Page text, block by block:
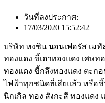
วันที่ลงประกาศ:
17/03/2020 15:52:42
บริษัท หงซิน นอนเฟอรัส เม
ทองแดง ขี้เตาทองแดง เศษ
ทองแดง ขี้กลึงทองแดง ตะก
ไฟฟ้าทุกชนิดที่เสียแล้ว หรือ
นิกเกิล ทอง สังกะสี ทองแดง